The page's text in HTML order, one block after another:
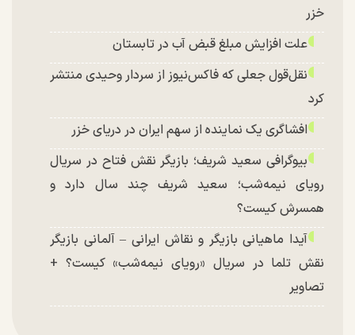
خزر
علت افزایش مبلغ قبض آب در تابستان
نقل‌قول جعلی که فاکس‌نیوز از سردار وحیدی منتشر
کرد
افشاگری یک نماینده از سهم ایران در دریای خزر
بیوگرافی سعید شریف؛ بازیگر نقش فتاح در سریال
رویای نیمه‌شب؛ سعید شریف چند سال دارد و
همسرش کیست؟
آیدا ماهیانی بازیگر و نقاش ایرانی – آلمانی بازیگر
نقش تلما در سریال «رویای نیمه‌شب» کیست؟ +
تصاویر